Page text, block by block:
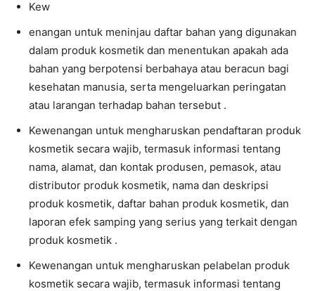
Kew
enangan untuk meninjau daftar bahan yang digunakan
dalam produk kosmetik dan menentukan apakah ada
bahan yang berpotensi berbahaya atau beracun bagi
kesehatan manusia, serta mengeluarkan peringatan
atau larangan terhadap bahan tersebut .
Kewenangan untuk mengharuskan pendaftaran produk
kosmetik secara wajib, termasuk informasi tentang
nama, alamat, dan kontak produsen, pemasok, atau
distributor produk kosmetik, nama dan deskripsi
produk kosmetik, daftar bahan produk kosmetik, dan
laporan efek samping yang serius yang terkait dengan
produk kosmetik .
Kewenangan untuk mengharuskan pelabelan produk
kosmetik secara wajib, termasuk informasi tentang